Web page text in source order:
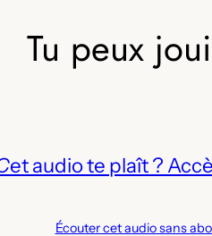
Tu peux
et audio te plaît ?
Écouter cet audio sans